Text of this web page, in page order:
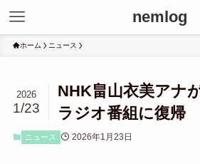
nemlog
ホーム ニュース
NHK畠山衣美アナ
ラジオ番組に復帰
2026
1/23
ニュース 2026年1月23日